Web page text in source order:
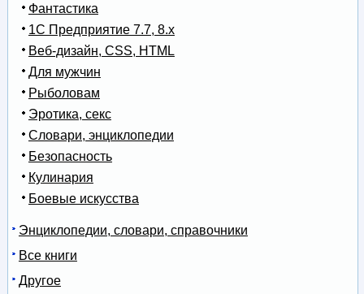
Фантастика
1С Предприятие 7.7, 8.x
Веб-дизайн, CSS, HTML
Для мужчин
Рыболовам
Эротика, секс
Словари, энциклопедии
Безопасность
Кулинария
Боевые искусства
Энциклопедии, словари, справочники
Все книги
Другое